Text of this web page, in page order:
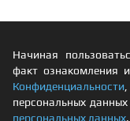
Начиная
факт ознакомления
Конфиденциальности
персональных
персональных данных